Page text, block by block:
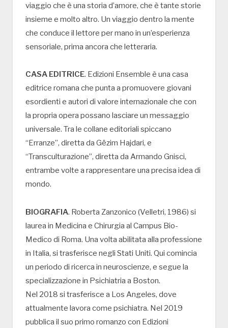
viaggio che è una storia d’amore, che è tante storie
insieme e molto altro. Un viaggio dentro la mente
che conduce il lettore per mano in un’esperienza
sensoriale, prima ancora che letteraria.
CASA EDITRICE. Edizioni Ensemble è una casa
editrice romana che punta a promuovere giovani
esordienti e autori di valore internazionale che con
la propria opera possano lasciare un messaggio
universale. Tra le collane editoriali spiccano
“Erranze”, diretta da Gëzim Hajdari, e
“Transculturazione”, diretta da Armando Gnisci,
entrambe volte a rappresentare una precisa idea di
mondo.
BIOGRAFIA. Roberta Zanzonico (Velletri, 1986) si
laurea in Medicina e Chirurgia al Campus Bio-
Medico di Roma. Una volta abilitata alla professione
in Italia, si trasferisce negli Stati Uniti. Qui comincia
un periodo di ricerca in neuroscienze, e segue la
specializzazione in Psichiatria a Boston.
Nel 2018 si trasferisce a Los Angeles, dove
attualmente lavora come psichiatra. Nel 2019
pubblica il suo primo romanzo con Edizioni